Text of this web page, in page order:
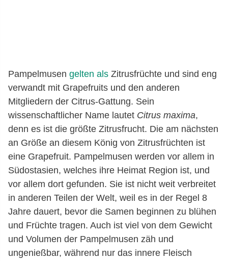
Pampelmusen gelten als Zitrusfrüchte und sind eng
verwandt mit Grapefruits und den anderen
Mitgliedern der Citrus-Gattung. Sein
wissenschaftlicher Name lautet Citrus maxima,
denn es ist die größte Zitrusfrucht. Die am nächsten
an Größe an diesem König von Zitrusfrüchten ist
eine Grapefruit. Pampelmusen werden vor allem in
Südostasien, welches ihre Heimat Region ist, und
vor allem dort gefunden. Sie ist nicht weit verbreitet
in anderen Teilen der Welt, weil es in der Regel 8
Jahre dauert, bevor die Samen beginnen zu blühen
und Früchte tragen. Auch ist viel von dem Gewicht
und Volumen der Pampelmusen zäh und
ungenießbar, während nur das innere Fleisch